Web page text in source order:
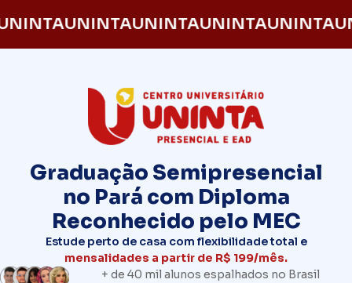
UNINTAUNINTAUNINTAUNINTA
Graduação Semipresencial
no Pará com Diploma
Reconhecido pelo MEC
Estude perto de casa com flexibilidade total e
mensalidades a partir de R$ 199/mês.
+ de 40 mil alunos espalhados no Brasil